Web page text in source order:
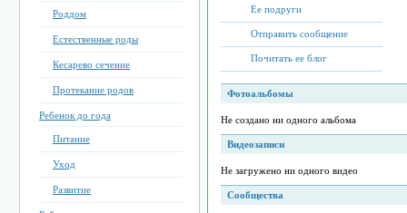
Роддом
Естественные роды
Кесарево сечение
Протекание родов
Ребенок до года
Питание
Уход
Развитие
Ее подруги
Отправить сообщение
Почитать ее блог
Фотоальбомы
Не создано ни одного альбома
Видеозаписи
Не загружено ни одного видео
Сообщества